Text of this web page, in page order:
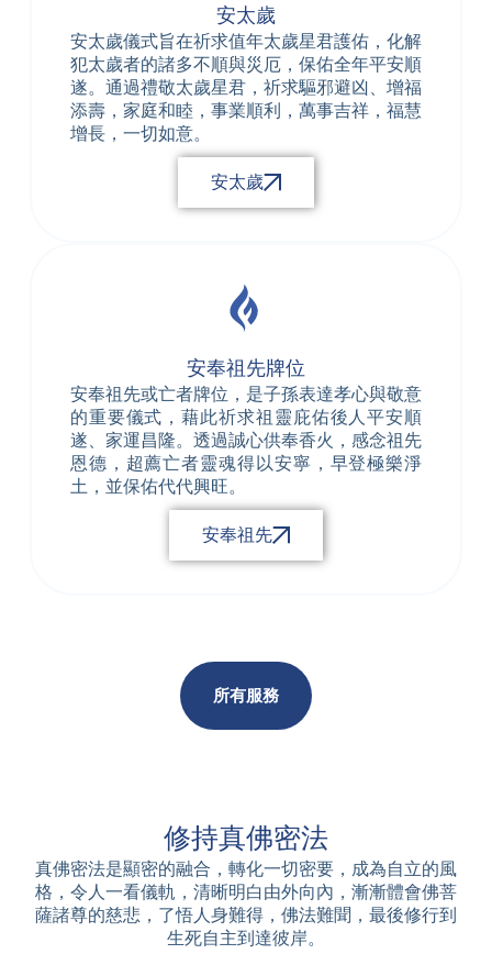
安太歲
安太歲儀式旨在祈求值年太歲星君護佑，化解
犯太歲者的諸多不順與災厄，保佑全年平安順
遂。通過禮敬太歲星君，祈求驅邪避凶、增福
添壽，家庭和睦，事業順利，萬事吉祥，福慧
增長，一切如意。
安太歲
安奉祖先牌位
安奉祖先或亡者牌位，是子孫表達孝心與敬意
的重要儀式，藉此祈求祖靈庇佑後人平安順
遂、家運昌隆。透過誠心供奉香火，感念祖先
恩德，超薦亡者靈魂得以安寧，早登極樂淨
土，並保佑代代興旺。
安奉祖先
所有服務
修持真佛密法
真佛密法是顯密的融合，轉化一切密要，成為自立的風
格，令人一看儀軌，清晰明白由外向內，漸漸體會佛菩
薩諸尊的慈悲，了悟人身難得，佛法難聞，最後修行到
生死自主到達彼岸。